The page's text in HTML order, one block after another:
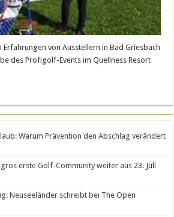
Erfahrungen von Ausstellern in Bad Griesbach
des Profigolf-Events im Quellness Resort
Warum Prävention den Abschlag verändert
erste Golf-Community weiter aus 23. Juli
Neuseeländer schreibt bei The Open